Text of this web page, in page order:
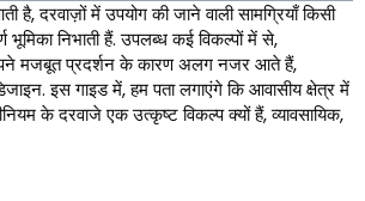
है, दरवाज़ों में उपयोग की जाने वाली सामग्रियाँ किसी
भूमिका निभाती हैं. उपलब्ध कई विकल्पों में से,
मजबूत प्रदर्शन के कारण अलग नजर आते हैं,
इस गाइड में, हम पता लगाएंगे कि आवासीय क्षेत्र में
के दरवाजे एक उत्कृष्ट विकल्प क्यों हैं, व्यावसायिक,